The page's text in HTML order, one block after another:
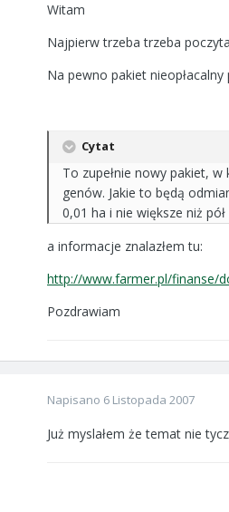
Witam
Najpierw trzeba trzeba
Na pewno pakiet nieopłacalny
Cytat
To zupełnie nowy pakiet,
genów. Jakie to będą
0,01 ha i nie większe niż
a informacje znalazłem tu:
http://www.farmer.pl/finanse/
Pozdrawiam
Napisano 6 Listopada 2007
Już myslałem że temat nie